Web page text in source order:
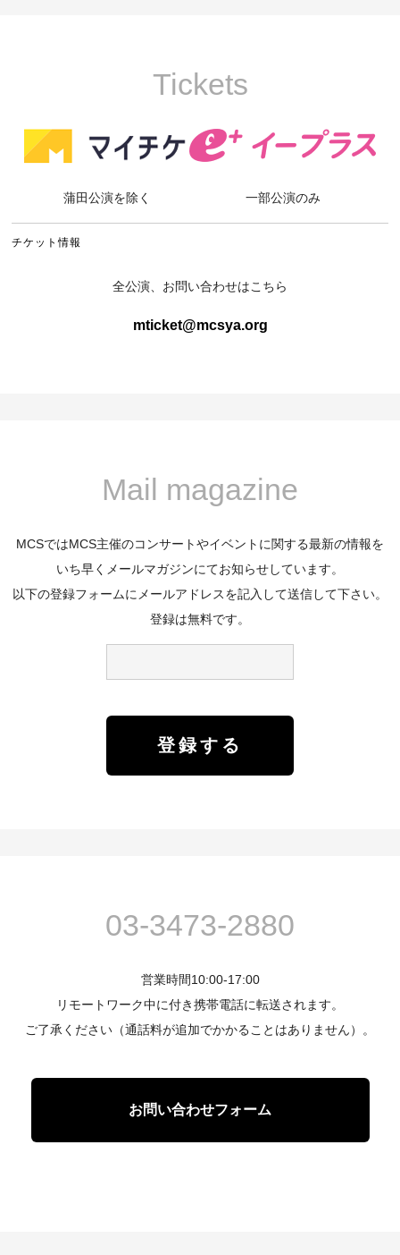
Tickets
蒲田公演を除く 一部公演のみ
チケット情報
全公演、お問い合わせはこちら
mticket@mcsya.org
Mail magazine
MCSではMCS主催のコンサートやイベントに関する最新の情報を
いち早くメールマガジンにてお知らせしています。
以下の登録フォームにメールアドレスを記入して送信して下さい。
登録は無料です。
03-3473-2880
営業時間10:00-17:00
リモートワーク中に付き携帯電話に転送されます。
ご了承ください（通話料が追加でかかることはありません）。
お問い合わせフォーム